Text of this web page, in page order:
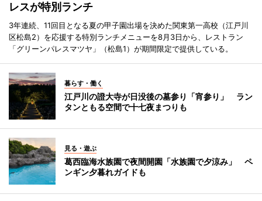
レスが特別ランチ
3年連続、11回目となる夏の甲子園出場を決めた関東第一高校（江戸川
区松島2）を応援する特別ランチメニューを8月3日から、レストラン
「グリーンパレスマツヤ」（松島1）が期間限定で提供している。
暮らす・働く
江戸川の證大寺が日没後の墓参り「宵参り」 ラン
タンともる空間で十七夜まつりも
見る・遊ぶ
葛西臨海水族園で夜間開園「水族園で夕涼み」 ペ
ンギン夕暮れガイドも